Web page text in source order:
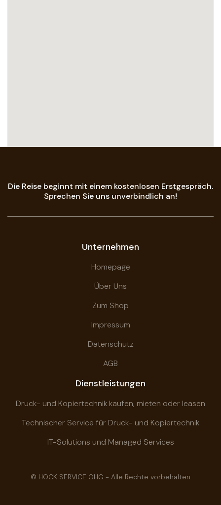
Die Reise beginnt mit einem kostenlosen Erstgespräch.
Sprechen Sie uns unverbindlich an!
Unternehmen
Homepage
Über Uns
Zum Shop
Impressum
Datenschutz
AGB
Dienstleistungen
Druck- und Kopiertechnik kaufen, mieten oder leasen
Technischer Service für Druck- und Kopiertechnik
IT-Solutions und Managed Services
© HOCK SERVICE OHG - Alle Rechte vorbehalten